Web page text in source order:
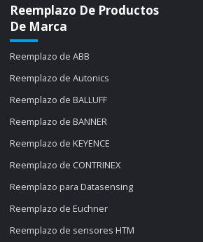
Reemplazo De Productos
De Marca
Reemplazo de ABB
Reemplazo de Autonics
Reemplazo de BALLUFF
Reemplazo de BANNER
Reemplazo de KEYENCE
Reemplazo de CONTRINEX
Reemplazo para Datasensing
Reemplazo de Euchner
Reemplazo de sensores HTM